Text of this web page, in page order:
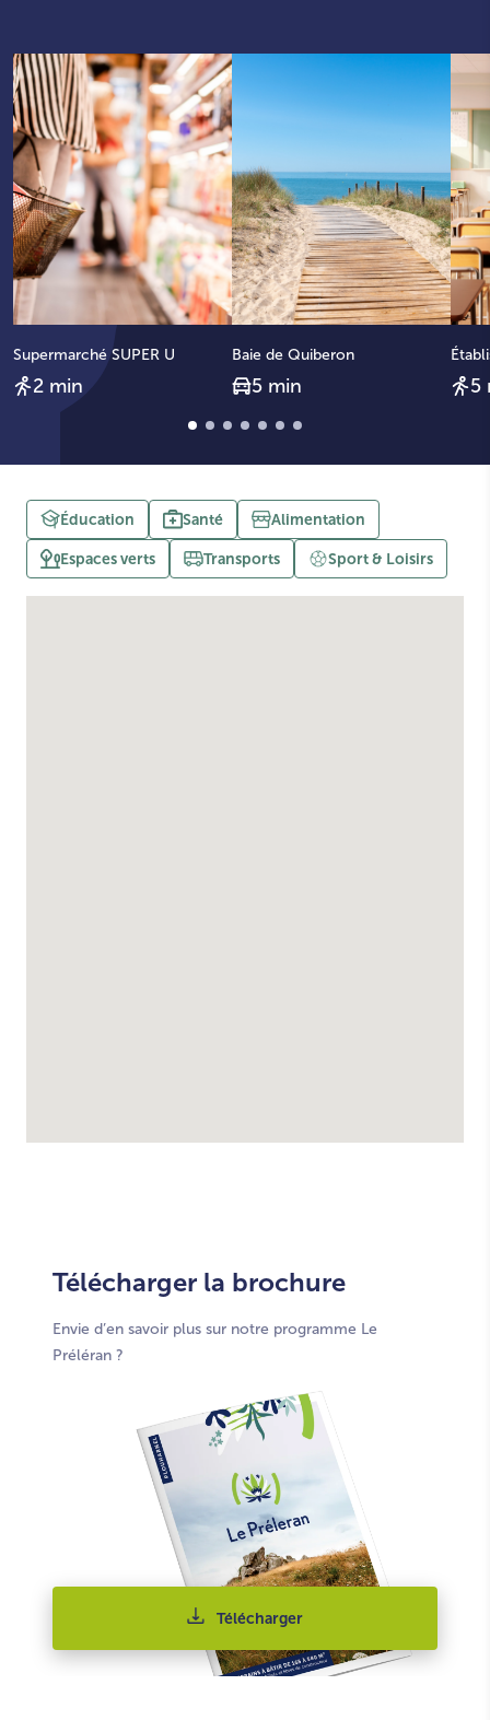
Supermarché SUPER U
2 min
Baie de Quiberon
5 min 5
Éducation Santé Alimentation
Espaces verts Transports Sport & Loisirs
Télécharger la brochure
Envie d’en savoir plus sur notre programme Le
Préléran ?
Télécharger